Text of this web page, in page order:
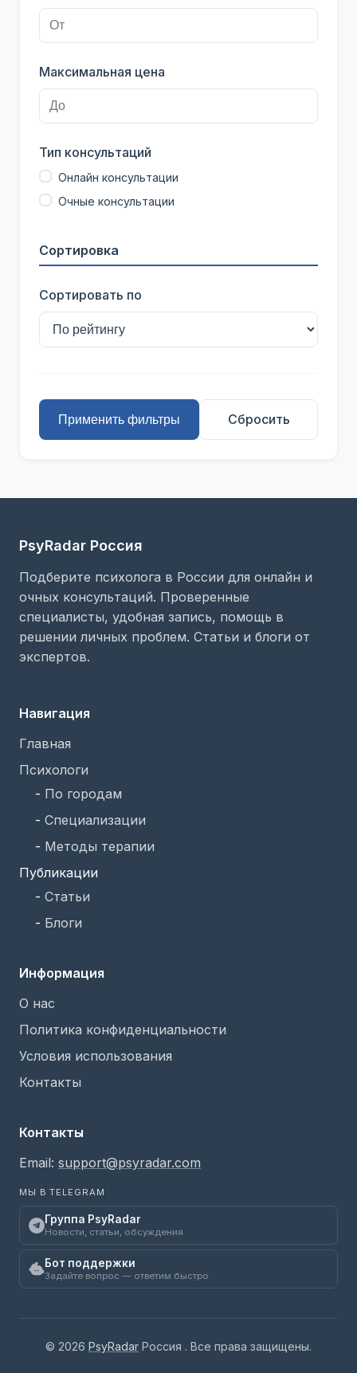
Максимальная цена
Тип консультаций
Онлайн консультации
Очные консультации
Сортировка
Сортировать по
Применить фильтры Сбросить
PsyRadar Россия
Подберите психолога в России для онлайн и
очных консультаций. Проверенные
специалисты, удобная запись, помощь в
решении личных проблем. Статьи и блоги от
экспертов.
Навигация
Главная
Психологи
- По городам
- Специализации
- Методы терапии
Публикации
- Статьи
- Блоги
Информация
О нас
Политика конфиденциальности
Условия использования
Контакты
Контакты
Email: support@psyradar.com
МЫ В TELEGRAM
Группа PsyRadar
Новости, статьи, обсуждения
Бот поддержки
Задайте вопрос — ответим быстро
© 2026 PsyRadar Россия . Все права защищены.